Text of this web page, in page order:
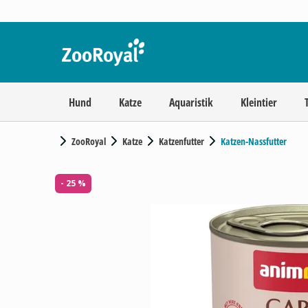
Hund Katze Aquaristik Kleintier
ZooRoyal Katze Katzenfutter Katzen-Nassfutter
- 25 %